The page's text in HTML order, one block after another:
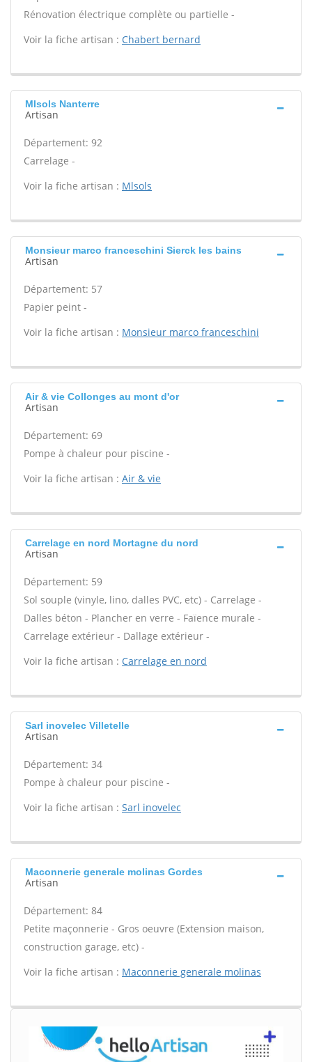
Rénovation électrique complète ou partielle -
Voir la fiche artisan : Chabert bernard
Mlsols Nanterre
Artisan
Département: 92
Carrelage -
Voir la fiche artisan : Mlsols
Monsieur marco franceschini Sierck les bains
Artisan
Département: 57
Papier peint -
Voir la fiche artisan : Monsieur marco franceschini
Air & vie Collonges au mont d'or
Artisan
Département: 69
Pompe à chaleur pour piscine -
Voir la fiche artisan : Air & vie
Carrelage en nord Mortagne du nord
Artisan
Département: 59
Sol souple (vinyle, lino, dalles PVC, etc) - Carrelage -
Dalles béton - Plancher en verre - Faïence murale -
Carrelage extérieur - Dallage extérieur -
Voir la fiche artisan : Carrelage en nord
Sarl inovelec Villetelle
Artisan
Département: 34
Pompe à chaleur pour piscine -
Voir la fiche artisan : Sarl inovelec
Maconnerie generale molinas Gordes
Artisan
Département: 84
Petite maçonnerie - Gros oeuvre (Extension maison,
construction garage, etc) -
Voir la fiche artisan : Maconnerie generale molinas